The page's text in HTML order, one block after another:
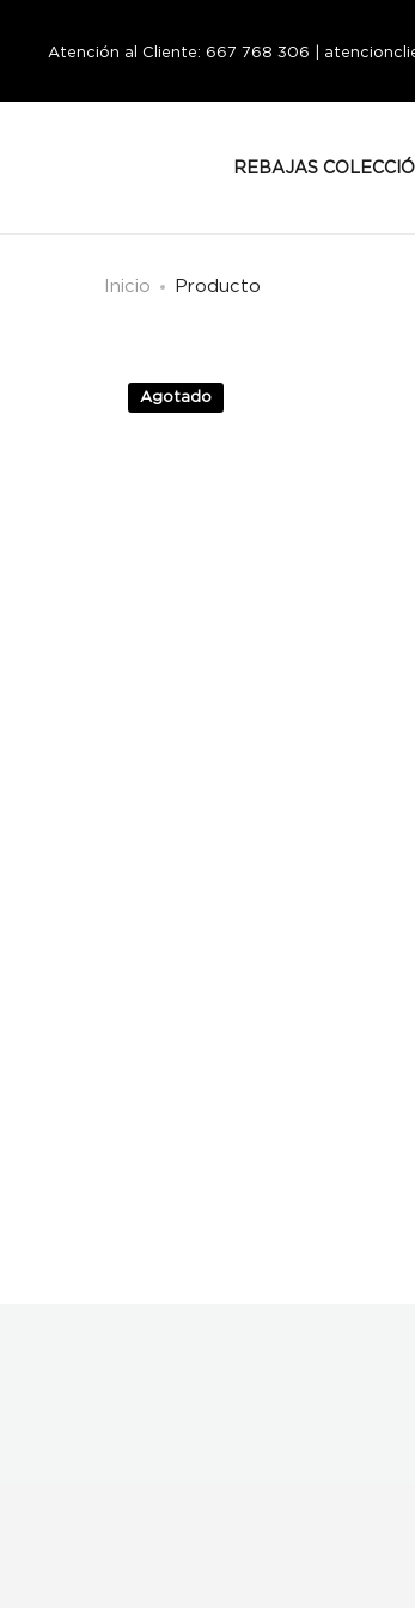
Atención al Cliente: 667 768 306 |
REBAJAS
Inicio Producto
Agotado